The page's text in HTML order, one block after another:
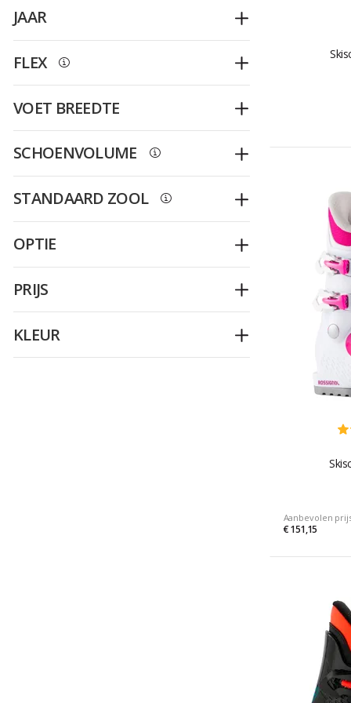
JAAR Openplooien
FLEX Openplooien
VOET BREEDTE Openplooien
SCHOENVOLUME Openplooien
STANDAARD ZOOL Openplooien
OPTIE Openplooien
PRIJS Openplooien
KLEUR Openplooien
Aanbevolen
€ 151,15